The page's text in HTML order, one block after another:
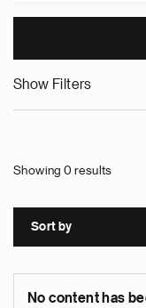
Show Filters
Showing 0 results
Sort by
No content has